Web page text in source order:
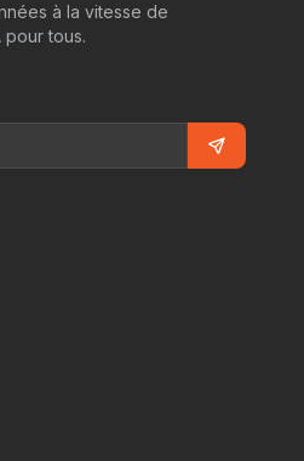
à la vitesse de
pour tous.